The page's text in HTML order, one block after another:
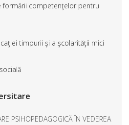
formării competenţelor pentru
timpurii şi a şcolarităţii mici
PSIHOPEDAGOGICĂ ÎN VEDEREA